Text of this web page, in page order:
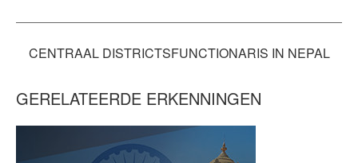
CENTRAAL DISTRICTSFUNCTIONARIS IN NEPAL
GERELATEERDE ERKENNINGEN